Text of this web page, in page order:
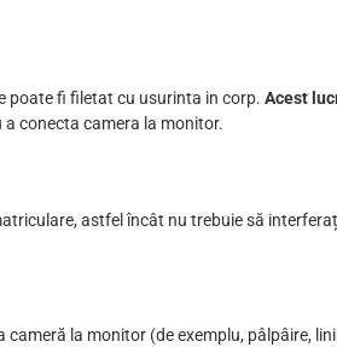
poate fi filetat cu usurinta in corp. Acest
conecta camera la monitor.
astfel încât nu trebuie să
la monitor (de exemplu, pâlpâire,